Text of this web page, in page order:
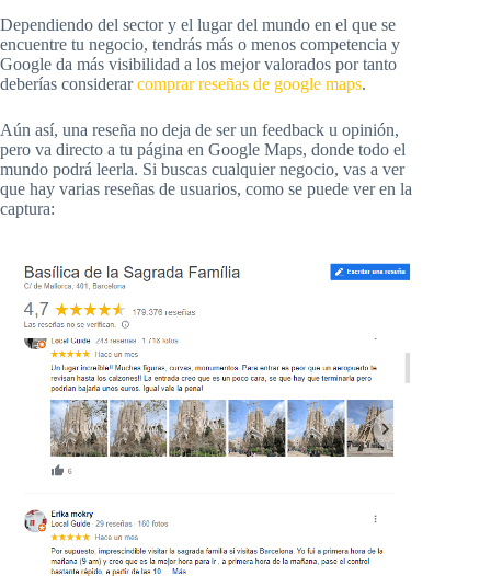
Dependiendo del sector y el lugar del mundo en el que se
encuentre tu negocio, tendrás más o menos competencia y
Google da más visibilidad a los mejor valorados por tanto
deberías considerarcomprar reseñas de google maps.
Aún así, una reseña no deja de ser un feedback u opinión,
pero va directo a tu página en Google Maps, donde todo el
mundo podrá leerla. Si buscas cualquier negocio, vas a ver
que hay varias reseñas de usuarios, como se puede ver en la
captura: